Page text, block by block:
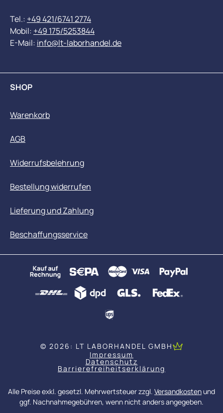
Tel.: +49 421/6741 2774
Mobil: +49 175/5253844
E-Mail: info@lt-laborhandel.de
SHOP
Warenkorb
AGB
Widerrufsbelehrung
Bestellung widerrufen
Lieferung und Zahlung
Beschaffungsservice
© 2026: LT LABORHANDEL GMBH
Impressum
Datenschutz
Barrierefreiheitserklärung
Alle Preise exkl. gesetzl. Mehrwertsteuer zzgl. Versandkostenund
ggf. Nachnahmegebühren, wenn nicht anders angegeben.